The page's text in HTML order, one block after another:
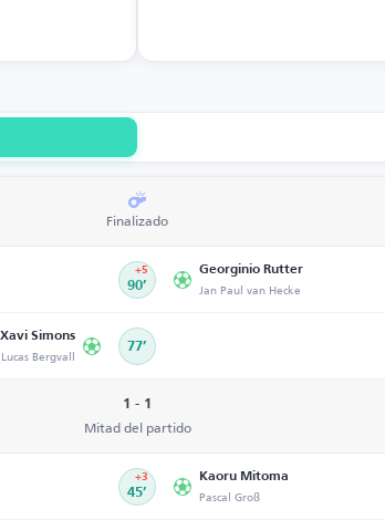
Finalizado
90’
+5 Georginio Rutter
Jan Paul van Hecke
Xavi Simons
Lucas Bergvall 77’
1 - 1
Mitad del partido
45’
+3 Kaoru Mitoma
Pascal Groß